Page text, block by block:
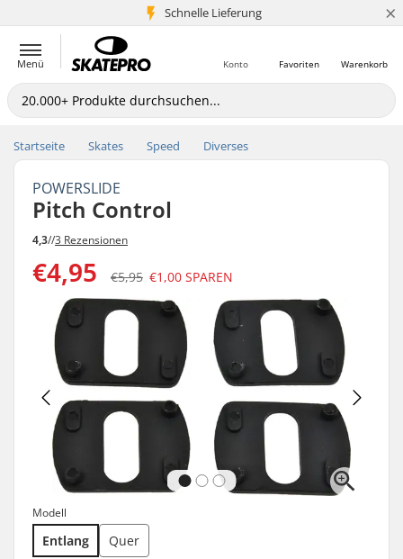
Schnelle Lieferung
5+ Mio. Kunden ×
Menü Warenkorb
Favoriten
Konto
Startseite Skates Speed Diverses
POWERSLIDE
Pitch Control
4,3//3 Rezensionen
€4,95 €5,95 €1,00 SPAREN
Modell
Entlang Quer